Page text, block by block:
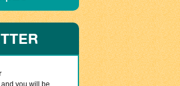
you will be